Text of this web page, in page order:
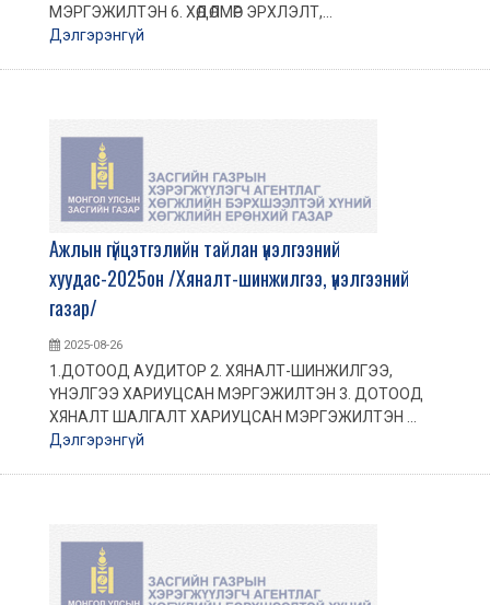
МЭРГЭЖИЛТЭН 6. ХӨДӨЛМӨР ЭРХЛЭЛТ,...
Дэлгэрэнгүй
Ажлын гүйцэтгэлийн тайлан үнэлгээний
хуудас-2025он /Хяналт-шинжилгээ, үнэлгээний
газар/
2025-08-26
1.ДОТООД АУДИТОР 2. ХЯНАЛТ-ШИНЖИЛГЭЭ,
ҮНЭЛГЭЭ ХАРИУЦСАН МЭРГЭЖИЛТЭН 3. ДОТООД
ХЯНАЛТ ШАЛГАЛТ ХАРИУЦСАН МЭРГЭЖИЛТЭН ...
Дэлгэрэнгүй